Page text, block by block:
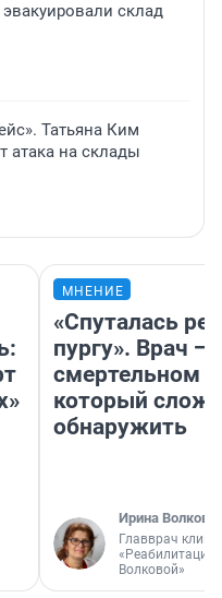
склад
Татьяна Ким
атака на склады
МНЕНИЕ
«Спуталась
пургу». Врач —
смертельном
который
обнаружить
Ирина Волкова
Главврач
«Реабилитация
Волковой»